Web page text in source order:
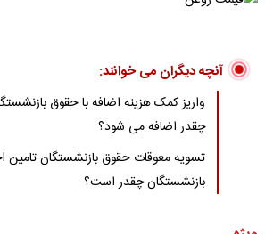
آنچه دیگران می خوانند:
واریز کمک هزینه اضافه با حقوق
چقدر اضافه می شود؟
تسویه معوقات حقوق بازنشستگان تامین
بازنشستگان چقدر است؟